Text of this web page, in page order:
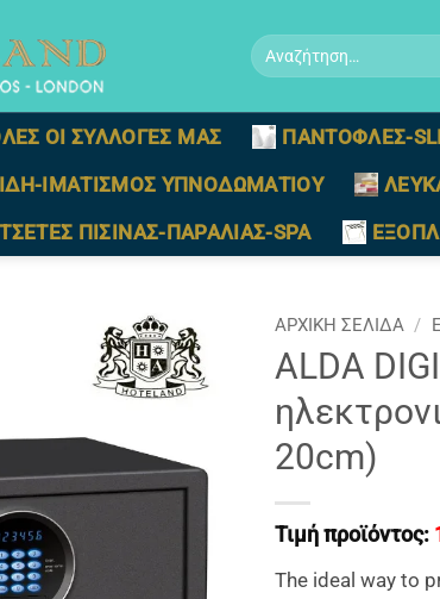
Αναζήτηση
για:
ΟΙ ΣΥΛΛΟΓΕΣ ΜΑΣ ΠΑΝΤΟΦΛΕΣ-
ΙΜΑΤΙΣΜΟΣ ΥΠΝΟΔΩΜΑΤΙΟΥ
ΠΙΣΙΝΑΣ-ΠΑΡΑΛΙΑΣ-SPA
ΑΡΧΙΚΉ ΣΕΛΊΔΑ /
ALDA
20cm)
Τιμή προϊόντος:
The ideal way to